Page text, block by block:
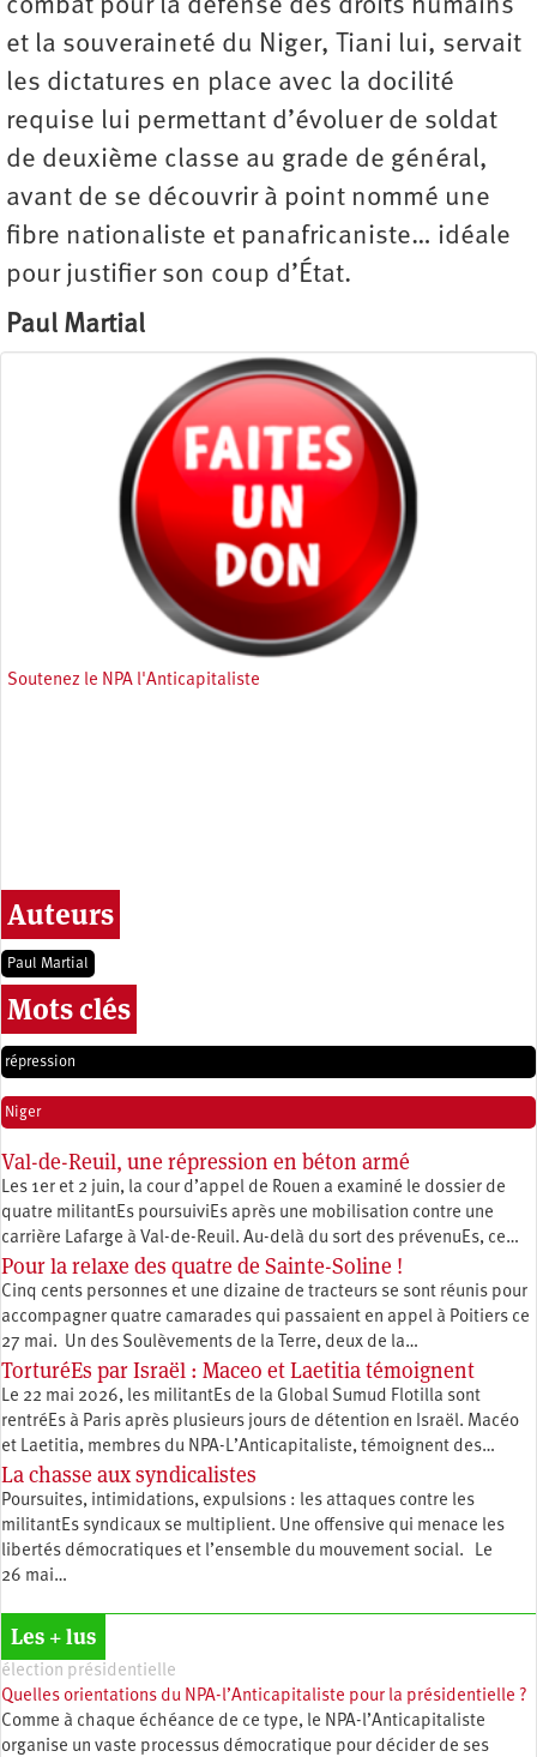
combat pour la défense des droits humains
et la souveraineté du Niger, Tiani lui, servait
les dictatures en place avec la docilité
requise lui permettant d’évoluer de soldat
de deuxième classe au grade de général,
avant de se découvrir à point nommé une
fibre nationaliste et panafricaniste… idéale
pour justifier son coup d’État.
Paul Martial
Soutenez le NPA l'Anticapitaliste
Auteurs
Paul Martial
Mots clés
répression
Niger
Val-de-Reuil, une répression en béton armé
Les 1er et 2 juin, la cour d’appel de Rouen a examiné le dossier de
quatre militantEs poursuiviEs après une mobilisation contre une
carrière Lafarge à Val-de-Reuil. Au-delà du sort des prévenuEs, ce…
Pour la relaxe des quatre de Sainte-Soline !
Cinq cents personnes et une dizaine de tracteurs se sont réunis pour
accompagner quatre camarades qui passaient en appel à Poitiers ce
27 mai. Un des Soulèvements de la Terre, deux de la…
TorturéEs par Israël : Maceo et Laetitia témoignent
Le 22 mai 2026, les militantEs de la Global Sumud Flotilla sont
rentréEs à Paris après plusieurs jours de détention en Israël. Macéo
et Laetitia, membres du ‪NPA-L’Anticapitaliste, témoignent des…
La chasse aux syndicalistes
Poursuites, intimidations, expulsions : les attaques contre les
militantEs syndicaux se multiplient. Une offensive qui menace les
libertés démocratiques et l’ensemble du mouvement social. Le
26 mai…
Les + lus
élection présidentielle
Quelles orientations du NPA-l’Anticapitaliste pour la présidentielle ?
Comme à chaque échéance de ce type, le NPA-l’Anticapitaliste
organise un vaste processus démocratique pour décider de ses